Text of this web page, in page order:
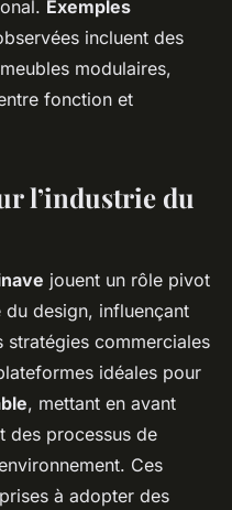
Exemples
incluent des
modulaires,
fonction et
l’industrie du
jouent un rôle pivot
du design, influençant
stratégies commerciales
idéales pour
, mettant en avant
des processus de
Ces
à adopter des